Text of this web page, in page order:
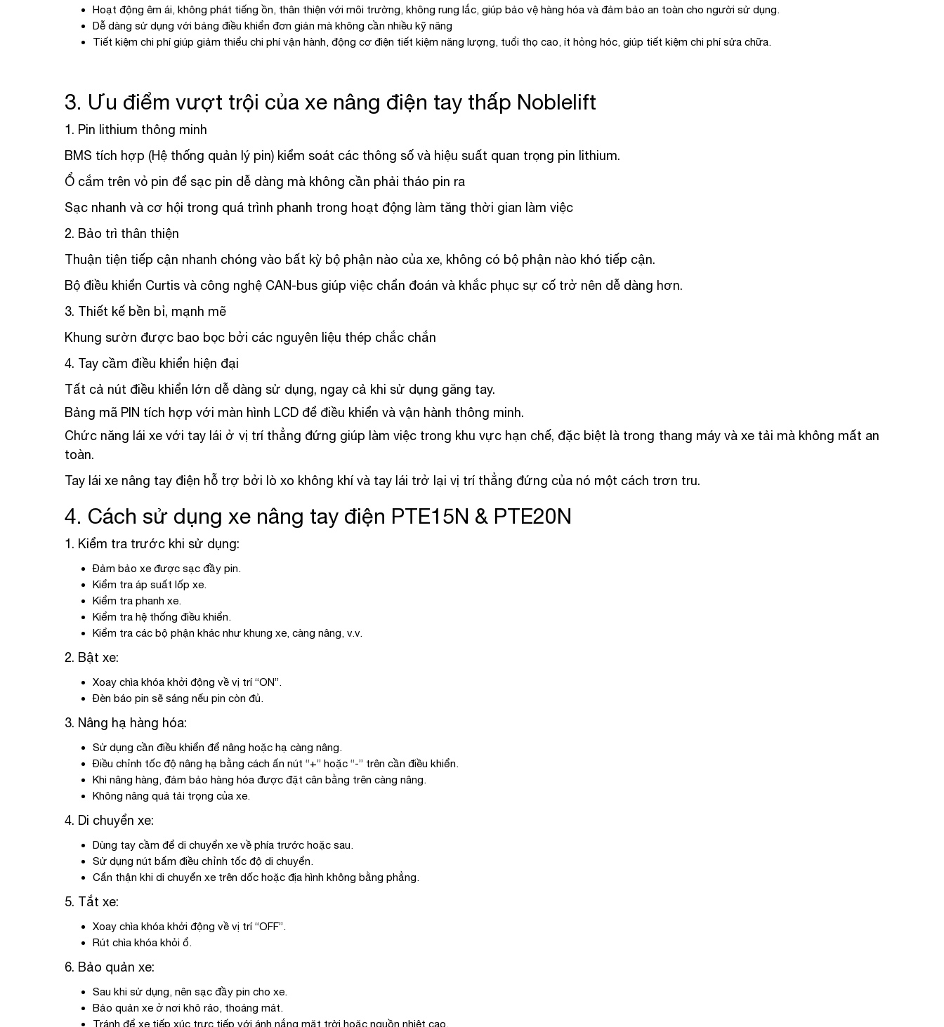
Hoạt động êm ái, không phát tiếng ồn, thân thiện với môi trường, không rung lắc, giúp bảo vệ hàng hóa và đảm bảo an toàn cho người sử dụng.
Dễ dàng sử dụng với bảng điều khiển đơn giản mà không cần nhiều kỹ năng
Tiết kiệm chi phí giúp giảm thiểu chi phí vận hành, động cơ điện tiết kiệm năng lượng, tuổi thọ cao, ít hỏng hóc, giúp tiết kiệm chi phí sửa chữa.
3. Ưu điểm vượt trội của xe nâng điện tay thấp Noblelift
1. Pin lithium thông minh
BMS tích hợp (Hệ thống quản lý pin) kiểm soát các thông số và hiệu suất quan trọng pin lithium.
Ổ cắm trên vỏ pin để sạc pin dễ dàng mà không cần phải tháo pin ra
Sạc nhanh và cơ hội trong quá trình phanh trong hoạt động làm tăng thời gian làm việc
2. Bảo trì thân thiện
Thuận tiện tiếp cận nhanh chóng vào bất kỳ bộ phận nào của xe, không có bộ phận nào khó tiếp cận.
Bộ điều khiển Curtis và công nghệ CAN-bus giúp việc chẩn đoán và khắc phục sự cố trở nên dễ dàng hơn.
3. Thiết kế bền bỉ, mạnh mẽ
Khung sườn được bao bọc bởi các nguyên liệu thép chắc chắn
4. Tay cầm điều khiển hiện đại
Tất cả nút điều khiển lớn dễ dàng sử dụng, ngay cả khi sử dụng găng tay.
Bảng mã PIN tích hợp với màn hình LCD để điều khiển và vận hành thông minh.
Chức năng lái xe với tay lái ở vị trí thẳng đứng giúp làm việc trong khu vực hạn chế, đặc biệt là trong thang máy và xe tải mà không mất an
toàn.
Tay lái xe nâng tay điện hỗ trợ bởi lò xo không khí và tay lái trở lại vị trí thẳng đứng của nó một cách trơn tru.
4. Cách sử dụng xe nâng tay điện PTE15N & PTE20N
1. Kiểm tra trước khi sử dụng:
Đảm bảo xe được sạc đầy pin.
Kiểm tra áp suất lốp xe.
Kiểm tra phanh xe.
Kiểm tra hệ thống điều khiển.
Kiểm tra các bộ phận khác như khung xe, càng nâng, v.v.
2. Bật xe:
Xoay chìa khóa khởi động về vị trí “ON”.
Đèn báo pin sẽ sáng nếu pin còn đủ.
3. Nâng hạ hàng hóa:
Sử dụng cần điều khiển để nâng hoặc hạ càng nâng.
Điều chỉnh tốc độ nâng hạ bằng cách ấn nút “+” hoặc “-” trên cần điều khiển.
Khi nâng hàng, đảm bảo hàng hóa được đặt cân bằng trên càng nâng.
Không nâng quá tải trọng của xe.
4. Di chuyển xe:
Dùng tay cầm để di chuyển xe về phía trước hoặc sau.
Sử dụng nút bấm điều chỉnh tốc độ di chuyển.
Cẩn thận khi di chuyển xe trên dốc hoặc địa hình không bằng phẳng.
5. Tắt xe:
Xoay chìa khóa khởi động về vị trí “OFF”.
Rút chìa khóa khỏi ổ.
6. Bảo quản xe:
Sau khi sử dụng, nên sạc đầy pin cho xe.
Bảo quản xe ở nơi khô ráo, thoáng mát.
Tránh để xe tiếp xúc trực tiếp với ánh nắng mặt trời hoặc nguồn nhiệt cao.